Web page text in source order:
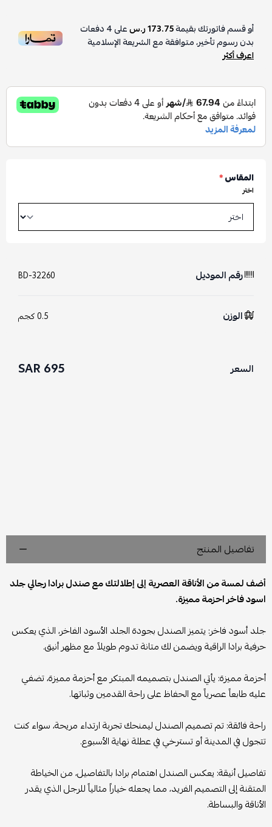
أو قسم فاتورتك بقيمة173.75 ر.س على4دفعات
بدون رسوم تأخير، متوافقة مع الشريعة الإسلامية
اعرف أكثر
المقاس*
اختر
رقم الموديل BD-32260
الوزن 0.5 كجم
السعر 695 SAR
تفاصيل المنتج
أضف لمسة من الأناقة العصرية إلى إطلالتك مع صندل برادا رجالي جلد
اسود فاخر احزمة مميزة.
جلد أسود فاخر: يتميز الصندل بجودة الجلد الأسود الفاخر، الذي يعكس
حرفية برادا الراقية ويضمن لك متانة تدوم طويلاً مع مظهر أنيق.
أحزمة مميزة: يأتي الصندل بتصميمه المبتكر مع أحزمة مميزة، تضفي
عليه طابعاً عصرياً مع الحفاظ على راحة القدمين وثباتها.
راحة فائقة: تم تصميم الصندل ليمنحك تجربة ارتداء مريحة، سواء كنت
تتجول في المدينة أو تسترخي في عطلة نهاية الأسبوع.
تفاصيل أنيقة: يعكس الصندل اهتمام برادا بالتفاصيل، من الخياطة
المتقنة إلى التصميم الفريد، مما يجعله خياراً مثالياً للرجل الذي يقدر
الأناقة والبساطة.